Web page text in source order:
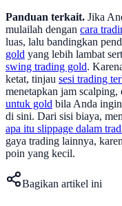
Panduan terkait. Jika
mulailah dengan cara
luas, lalu bandingkan
gold yang lebih lambat
swing trading gold.
ketat, tinjau sesi trading
menetapkan jam scalping,
untuk gold bila Anda
di sini. Dari sisi biaya,
apa itu slippage dalam
gaya trading lainnya,
poin yang kecil.
Bagikan artikel ini